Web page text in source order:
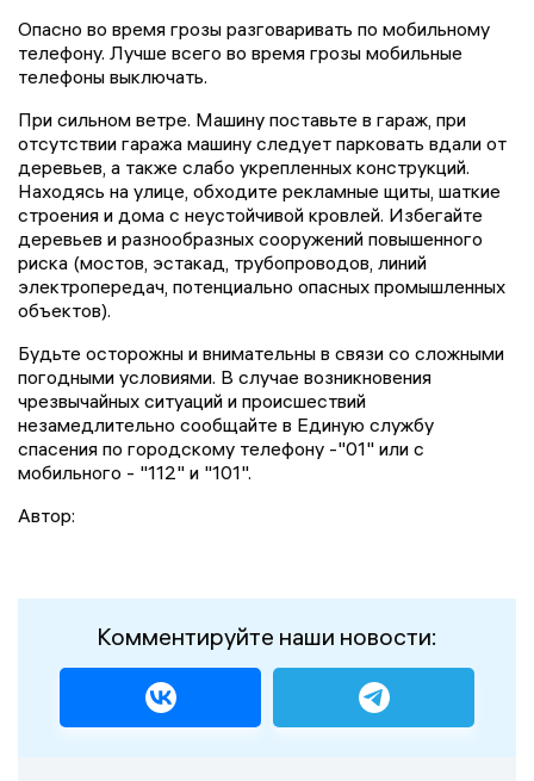
Опасно во время грозы разговаривать по мобильному
телефону. Лучше всего во время грозы мобильные
телефоны выключать.
При сильном ветре. Машину поставьте в гараж, при
отсутствии гаража машину следует парковать вдали от
деревьев, а также слабо укрепленных конструкций.
Находясь на улице, обходите рекламные щиты, шаткие
строения и дома с неустойчивой кровлей. Избегайте
деревьев и разнообразных сооружений повышенного
риска (мостов, эстакад, трубопроводов, линий
электропередач, потенциально опасных промышленных
объектов).
Будьте осторожны и внимательны в связи со сложными
погодными условиями. В случае возникновения
чрезвычайных ситуаций и происшествий
незамедлительно сообщайте в Единую службу
спасения по городскому телефону -"01" или с
мобильного - "112" и "101".
Автор:
Комментируйте наши новости: